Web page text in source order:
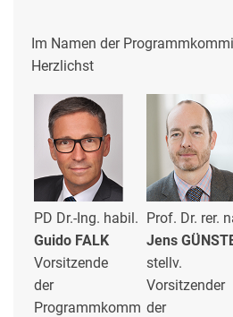
Im Namen der
Herzlichst
PD Dr.-Ing. habil.
Guido FALK
Vorsitzende
der
Programmkomm
Prof. Dr. rer.
Jens
stellv.
Vorsitzender
der